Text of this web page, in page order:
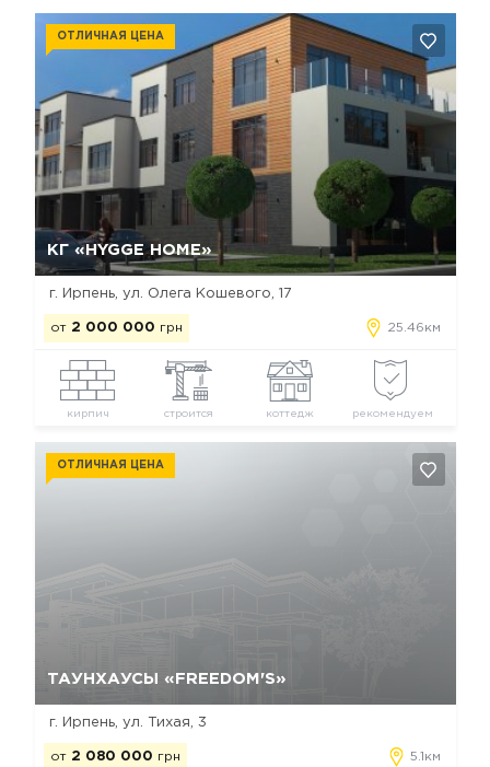
КГ «HYGGE HOME»
ОТЛИЧНАЯ ЦЕНА
г. Ирпень, ул. Олега Кошевого, 17
от 2 000 000 грн 25.46км
кирпич строится коттедж рекомендуем
ТАУНХАУСЫ «FREEDOM'S»
ОТЛИЧНАЯ ЦЕНА
г. Ирпень, ул. Тихая, 3
от 2 080 000 грн 5.1км